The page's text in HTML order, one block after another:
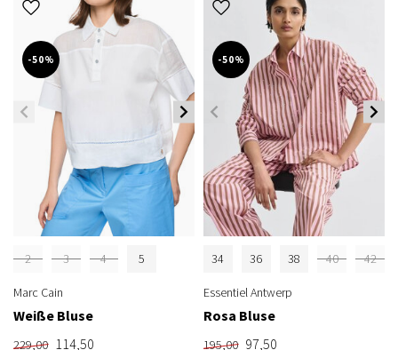
-50%
2 3 4 5
Marc Cain
Weiße Bluse
229,00 114,50
-50%
34 36 38 40 42
Essentiel Antwerp
Rosa Bluse
195,00 97,50